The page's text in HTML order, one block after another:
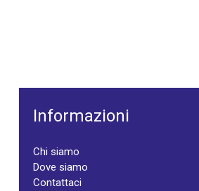
Informazioni
Chi siamo
Dove siamo
Contattaci